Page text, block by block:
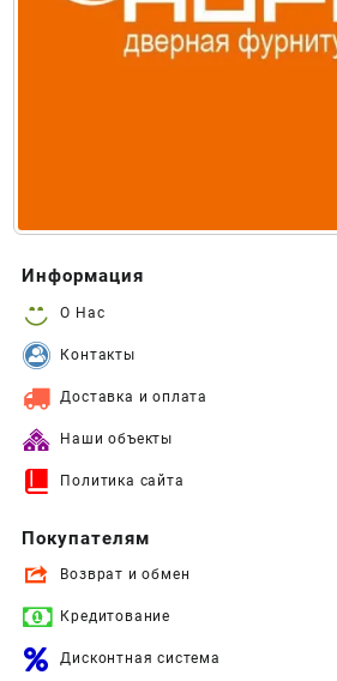
Информация
О Нас
Контакты
Доставка и оплата
Наши объекты
Политика сайта
Покупателям
Возврат и обмен
Кредитование
Дисконтная система